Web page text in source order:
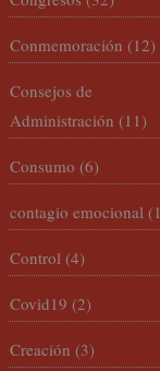
Conmemoración (12)
Consejos de
Administración (11)
Consumo (6)
contagio emocional
Control (4)
Covid19 (2)
Creación (3)